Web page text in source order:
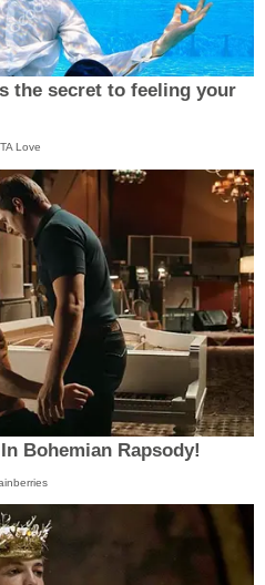
the secret to feeling your
Love
Bohemian Rapsody!